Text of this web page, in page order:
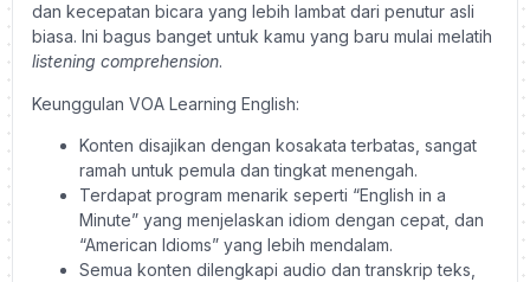
dan kecepatan bicara yang lebih lambat dari penutur asli
biasa. Ini bagus banget untuk kamu yang baru mulai melatih
listening comprehension.
Keunggulan VOA Learning English:
Konten disajikan dengan kosakata terbatas, sangat
ramah untuk pemula dan tingkat menengah.
Terdapat program menarik seperti “English in a
Minute” yang menjelaskan idiom dengan cepat, dan
“American Idioms” yang lebih mendalam.
Semua konten dilengkapi audio dan transkrip teks,